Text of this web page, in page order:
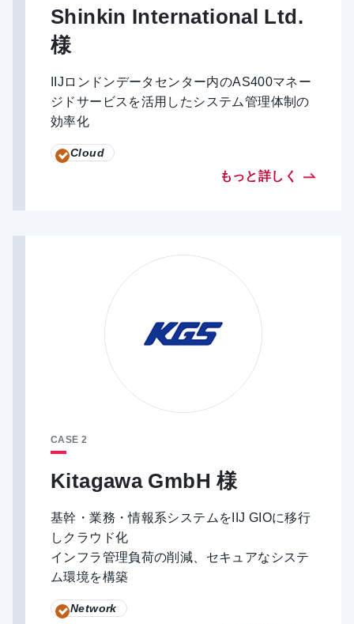
Shinkin International Ltd.
様
IIJロンドンデータセンター内のAS400マネー
ジドサービスを活用したシステム管理体制の
効率化
Cloud
もっと詳しく
CASE 2
Kitagawa GmbH 様
基幹・業務・情報系システムをIIJ GIOに移行
しクラウド化
インフラ管理負荷の削減、セキュアなシステ
ム環境を構築
Network